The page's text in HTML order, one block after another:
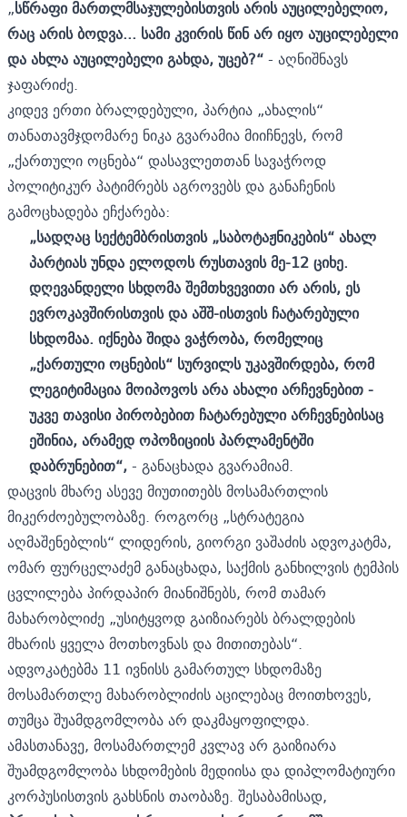
„სწრაფი მართლმსაჯულებისთვის არის აუცილებელიო,
რაც არის ბოდვა... სამი კვირის წინ არ იყო აუცილებელი
და ახლა აუცილებელი გახდა, უცებ?“- აღნიშნავს
ჯაფარიძე.
კიდევ ერთი ბრალდებული, პარტია „ახალის“
თანათავმჯდომარე ნიკა გვარამია მიიჩნევს, რომ
„ქართული ოცნება“ დასავლეთთან სავაჭროდ
პოლიტიკურ პატიმრებს აგროვებს და განაჩენის
გამოცხადება ეჩქარება:
„სადღაც სექტემბრისთვის „საბოტაჟნიკების“ ახალ
პარტიას უნდა ელოდოს რუსთავის მე-12 ციხე.
დღევანდელი სხდომა შემთხვევითი არ არის, ეს
ევროკავშირისთვის და აშშ-ისთვის ჩატარებული
სხდომაა. იქნება შიდა ვაჭრობა, რომელიც
„ქართული ოცნების“ სურვილს უკავშირდება, რომ
ლეგიტიმაცია მოიპოვოს არა ახალი არჩევნებით -
უკვე თავისი პირობებით ჩატარებული არჩევნებისაც
ეშინია, არამედ ოპოზიციის პარლამენტში
დაბრუნებით“,- განაცხადა გვარამიამ.
დაცვის მხარე ასევე მიუთითებს მოსამართლის
მიკერძოებულობაზე. როგორც „სტრატეგია
აღმაშენებლის“ ლიდერის, გიორგი ვაშაძის ადვოკატმა,
ომარ ფურცელაძემ განაცხადა, საქმის განხილვის ტემპის
ცვლილება პირდაპირ მიანიშნებს, რომ თამარ
მახარობლიძე „უსიტყვოდ გაიზიარებს ბრალდების
მხარის ყველა მოთხოვნას და მითითებას“.
ადვოკატებმა 11 ივნისს გამართულ სხდომაზე
მოსამართლე მახარობლიძის აცილებაც მოითხოვეს,
თუმცა შუამდგომლობა არ დაკმაყოფილდა.
ამასთანავე, მოსამართლემ კვლავ არ გაიზიარა
შუამდგომლობა სხდომების მედიისა და დიპლომატიური
კორპუსისთვის გახსნის თაობაზე. შესაბამისად,